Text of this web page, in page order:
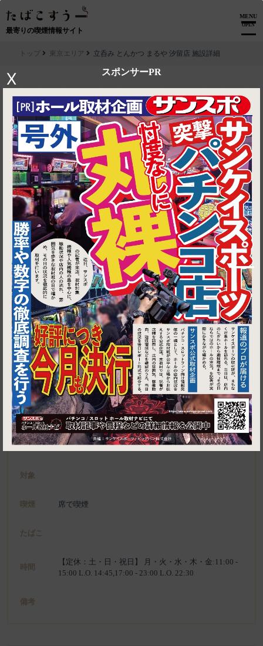
最寄りの喫煙情報サイト
MENU
OPEN
スポンサーPR
X
1
トップ 東京エリア 立呑み とんかつ まるや 汐留店 施設詳細
▶ ルートを見る
東京エリア│立呑み とんかつ まるや 汐留店
東京都港区東新橋1-5-2 汐留シティセンタービル ２Ｆ
施設名 立呑み とんかつ まるや 汐留店
電話 03-6280-6651
種別
対象
喫煙 席で喫煙
たばこ
時間
【定休：土・日・祝日】 月・火・水・木・金:11:00 -
15:00 L.O. 14:45,17:00 - 23:00 L.O. 22:30
備考